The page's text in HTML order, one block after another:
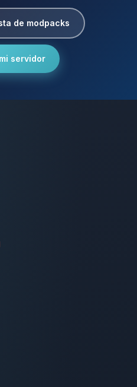
de modpacks
servidor